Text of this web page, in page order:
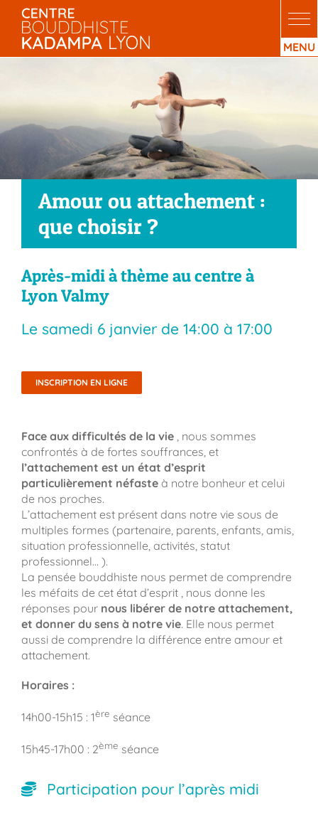
Passer
contenu
Amour ou attachement :
que choisir ?
Après-midi à thème au centre à
Lyon Valmy
Le samedi 6 janvier de 14:00 à 17:00
INSCRIPTION EN LIGNE
Face aux difficultés de la vie, nous sommes
confrontés à de fortes souffrances, et
l’attachement est un état d’esprit
particulièrement néfasteà notre bonheur et celui
de nos proches.
L’attachement est présent dans notre vie sous de
multiples formes (partenaire, parents, enfants, amis,
situation professionnelle, activités, statut
professionnel… ).
La pensée bouddhiste nous permet de comprendre
les méfaits de cet état d’esprit , nous donne les
réponses pour nous libérer de notre attachement,
et donner du sens à notre vie. Elle nous permet
aussi de comprendre la différence entre amour et
attachement.
Horaires :
14h00-15h15 : 1ère séance
15h45-17h00 : 2ème séance
Participation pour l’après midi